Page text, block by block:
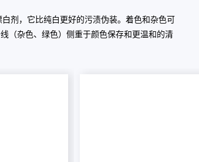
剂，它比纯白更好的污渍伪装。着色和杂色可
（杂色、绿色）侧重于颜色保存和更温和的清